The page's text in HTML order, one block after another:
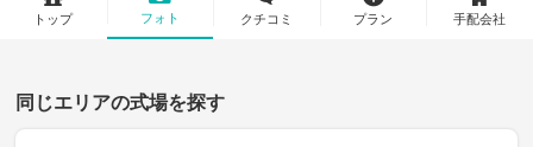
トップ フォト クチコミ プラン 手配会社
同じエリアの式場を探す